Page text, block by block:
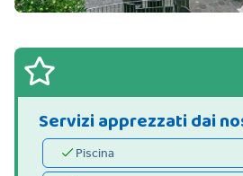
Servizi apprezzati dai
Piscina